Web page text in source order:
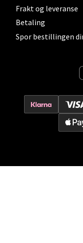
Frakt og leveranse
Betaling
Spor bestillingen
Vitaminveien 7 -
0 i butikk